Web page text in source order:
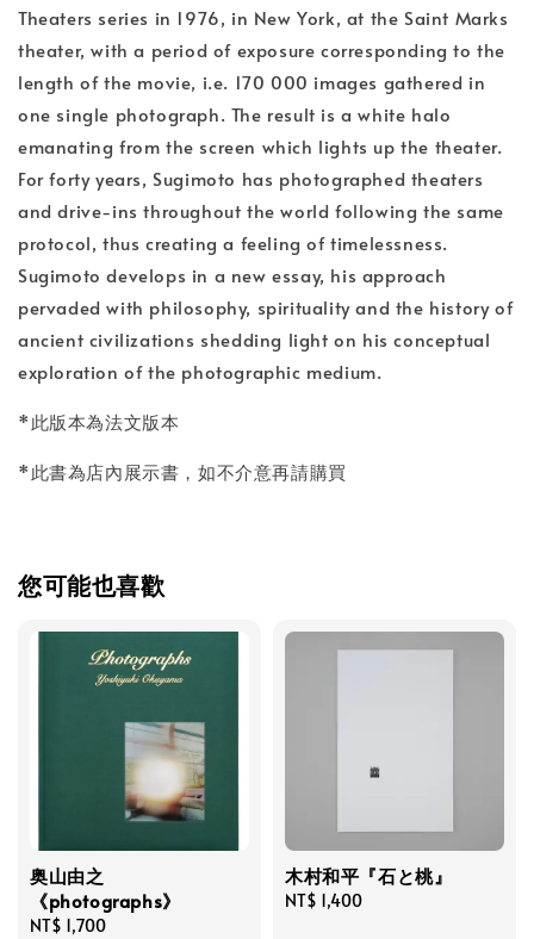
Theaters series in 1976, in New York, at the Saint Marks
theater, with a period of exposure corresponding to the
length of the movie, i.e. 170 000 images gathered in
one single photograph. The result is a white halo
emanating from the screen which lights up the theater.
For forty years, Sugimoto has photographed theaters
and drive-ins throughout the world following the same
protocol, thus creating a feeling of timelessness.
Sugimoto develops in a new essay, his approach
pervaded with philosophy, spirituality and the history of
ancient civilizations shedding light on his conceptual
exploration of the photographic medium.
*此版本為法文版本
*此書為店內展示書，如不介意再請購買
您可能也喜歡
奥山由之
《photographs》
Regular
NT$ 1,700
木村和平『石と桃』
Regular
NT$ 1,400